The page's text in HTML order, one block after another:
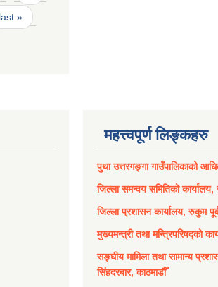
last »
महत्त्वपूर्ण लिङ्कहरु
पुथा उत्तरगङ्गा गाउँपालिकाको
जिल्ला समन्वय समितिको कार्यालय,
जिल्ला प्रशासन कार्यालय, रुकुम
मुख्यमन्त्री तथा मन्त्रिपरिषद्को
सङ्घीय मामिला तथा सामान्य
सिंहदरबार, काठमाडौँ